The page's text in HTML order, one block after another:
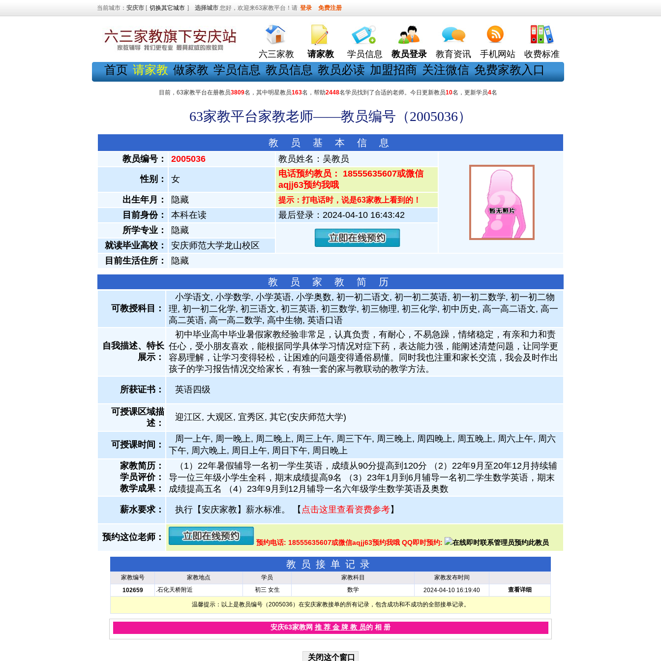
当前城市： 安庆市 [ 切换其它城市 ] 选择城市 您好，欢迎来63家教平台！请 登录 免费注册
六三家教 请家教 学员信息 教员登录 教育资讯 手机网站 收费标准
首页 请家教 做家教 学员信息 教员信息 教员必读 加盟招商 关注微信 免费家教入口
目前，63家教平台在册教员3809名，其中明星教员163名，帮助2448名学员找到了合适的老师。今日更新教员10名，更新学员4名
63家教平台家教老师——教员编号（2005036）
教 员 基 本 信 息
教员编号： 2005036 教员姓名： 吴教员
性别： 女
电话预约教员： 18555635607或微信
aqjj63预约我哦
出生年月：
隐藏 提示：打电话时，说是63家教上看到的！
目前身份： 本科在读
最后登录：2024-04-10 16:43:42
所学专业：
隐藏
就读毕业高校：
安庆师范大学龙山校区
目前生活住所：
隐藏
教 员 家 教 简 历
可教授科目：
小学语文, 小学数学, 小学英语, 小学奥数, 初一初二语文, 初一初二英语, 初一初二数学, 初一初二物
理, 初一初二化学, 初三语文, 初三英语, 初三数学, 初三物理, 初三化学, 初中历史, 高一高二语文, 高一
高二英语, 高一高二数学, 高中生物, 英语口语
自我描述、特长
展示 ：
初中毕业高中毕业暑假家教经验非常足，认真负责，有耐心，不易急躁，情绪稳定，有亲和力和责
任心，受小朋友喜欢，能根据同学具体学习情况对症下药，表达能力强，能阐述清楚问题，让同学更
容易理解，让学习变得轻松，让困难的问题变得通俗易懂。同时我也注重和家长交流，我会及时作出
孩子的学习报告情况交给家长，有独一套的家与教联动的教学方法。
所获证书 ： 英语四级
可授课区域描
述：
迎江区, 大观区, 宜秀区, 其它(安庆师范大学)
可授课时间：
周一上午, 周一晚上, 周二晚上, 周三上午, 周三下午, 周三晚上, 周四晚上, 周五晚上, 周六上午, 周六
下午, 周六晚上, 周日上午, 周日下午, 周日晚上
家教简历：
学员评价：
教学成果：
（1）22年暑假辅导一名初一学生英语，成绩从90分提高到120分 （2）22年9月至20年12月持续辅
导一位三年级小学生全科，期末成绩提高9名 （3）23年1月到6月辅导一名初二学生数学英语，期末
成绩提高五名 （4）23年9月到12月辅导一名六年级学生数学英语及奥数
薪水要求： 执行【安庆家教】薪水标准。 【 点击这里查看资费参考】
预约这位老师：
预约电话: 18555635607或微信aqjj63预约我哦 QQ即时预约:
教员接单记录
家教编号 家教地点 学员 家教科目
家教发布时间
102659
.石化天桥附近 初三 女生 数学 2024-04-10 16:19:40 查看详细
温馨提示：以上是教员编号（2005036）在安庆家教接单的所有记录，包含成功和不成功的全部接单记录。
安庆63家教网 推 荐 金 牌 教 员的 相 册